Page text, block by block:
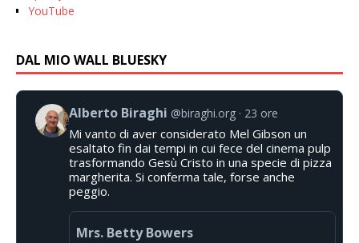
YouTube
DAL MIO WALL BLUESKY
Alberto Biraghi @biraghi.org 23 ore
Mi vanto di aver considerato Mel Gibson un
esaltato fin dai tempi in cui fece del cinema pulp
trasformando Gesù Cristo in una specie di pizza
margherita. Si conferma tale, forse anche
peggio.
Mrs. Betty Bowers